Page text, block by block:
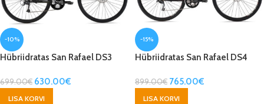
-10%
Hübriidratas San Rafael DS3
699.00€ 630.00€
LISA KORVI
-15%
Hübriidratas San Rafael DS4
899.00€ 765.00€
LISA KORVI